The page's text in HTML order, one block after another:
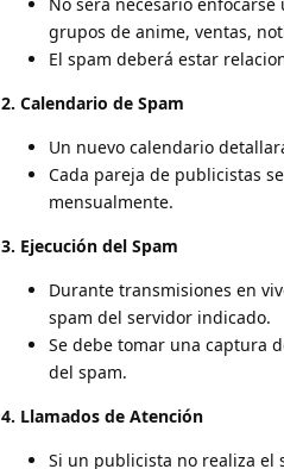
No será necesario
grupos de anime, ventas,
El spam deberá estar
2. Calendario de Spam
Un nuevo calendario
Cada pareja de publicistas
mensualmente.
3. Ejecución del Spam
Durante transmisiones en
spam del servidor indicado.
Se debe tomar una captura
del spam.
4. Llamados de Atención
Si un publicista no realiza el